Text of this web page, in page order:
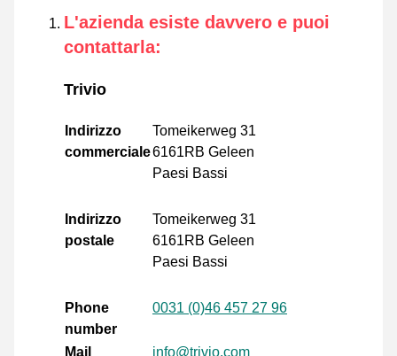
L'azienda esiste davvero e puoi
contattarla:
Trivio
Indirizzo
commerciale
Tomeikerweg 31
6161RB Geleen
Paesi Bassi
Indirizzo
postale
Tomeikerweg 31
6161RB Geleen
Paesi Bassi
Phone
number
0031 (0)46 457 27 96
Mail
info@trivio.com